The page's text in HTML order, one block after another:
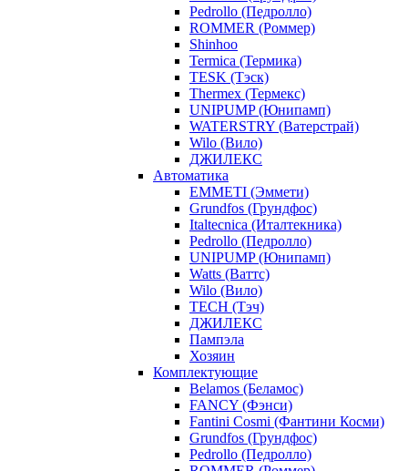
Pedrollo (Педролло)
ROMMER (Роммер)
Shinhoo
Termica (Термика)
TESK (Тэск)
Thermex (Термекс)
UNIPUMP (Юнипамп)
WATERSTRY (Ватерстрай)
Wilo (Вило)
ДЖИЛЕКС
Автоматика
EMMETI (Эммети)
Grundfos (Грундфос)
Italtecnica (Италтекника)
Pedrollo (Педролло)
UNIPUMP (Юнипамп)
Watts (Ваттс)
Wilo (Вило)
TECH (Тэч)
ДЖИЛЕКС
Пампэла
Хозяин
Комплектующие
Belamos (Беламос)
FANCY (Фэнси)
Fantini Cosmi (Фантини Косми)
Grundfos (Грундфос)
Pedrollo (Педролло)